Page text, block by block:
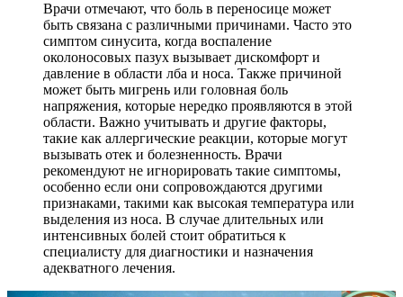
Врачи отмечают, что боль в переносице может
быть связана с различными причинами. Часто это
симптом синусита, когда воспаление
околоносовых пазух вызывает дискомфорт и
давление в области лба и носа. Также причиной
может быть мигрень или головная боль
напряжения, которые нередко проявляются в этой
области. Важно учитывать и другие факторы,
такие как аллергические реакции, которые могут
вызывать отек и болезненность. Врачи
рекомендуют не игнорировать такие симптомы,
особенно если они сопровождаются другими
признаками, такими как высокая температура или
выделения из носа. В случае длительных или
интенсивных болей стоит обратиться к
специалисту для диагностики и назначения
адекватного лечения.